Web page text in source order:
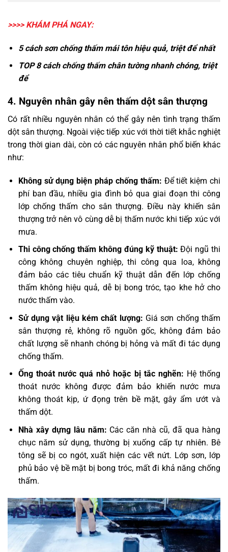
>>>> KHÁM PHÁ NGAY:
5 cách sơn chống thấm mái tônhiệu quả, triệt để nhất
TOP 8 cách chống thấm chân tườngnhanh chóng, triệt
để
4. Nguyên nhân gây nên thấm dột sân thượng
Có rất nhiều nguyên nhân có thể gây nên tình trạng thấm
dột sân thượng. Ngoài việc tiếp xúc với thời tiết khắc nghiệt
trong thời gian dài, còn có các nguyên nhân phổ biến khác
như:
Không sử dụng biện pháp chống thấm: Để tiết kiệm chi
phí ban đầu, nhiều gia đình bỏ qua giai đoạn thi công
lớp chống thấm cho sân thượng. Điều này khiến sân
thượng trở nên vô cùng dễ bị thấm nước khi tiếp xúc với
mưa.
Thi công chống thấm không đúng kỹ thuật: Đội ngũ thi
công không chuyên nghiệp, thi công qua loa, không
đảm bảo các tiêu chuẩn kỹ thuật dẫn đến lớp chống
thấm không hiệu quả, dễ bị bong tróc, tạo khe hở cho
nước thấm vào.
Sử dụng vật liệu kém chất lượng: Giá sơn chống thấm
sân thượng rẻ, không rõ nguồn gốc, không đảm bảo
chất lượng sẽ nhanh chóng bị hỏng và mất đi tác dụng
chống thấm.
Ống thoát nước quá nhỏ hoặc bị tắc nghẽn: Hệ thống
thoát nước không được đảm bảo khiến nước mưa
không thoát kịp, ứ đọng trên bề mặt, gây ẩm ướt và
thấm dột.
Nhà xây dựng lâu năm: Các căn nhà cũ, đã qua hàng
chục năm sử dụng, thường bị xuống cấp tự nhiên. Bê
tông sẽ bị co ngót, xuất hiện các vết nứt. Lớp sơn, lớp
phủ bảo vệ bề mặt bị bong tróc, mất đi khả năng chống
thấm.